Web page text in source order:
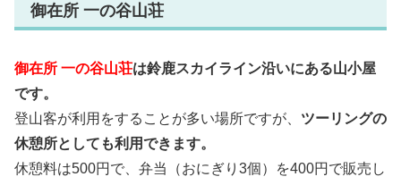
御在所 一の谷山荘
御在所 一の谷山荘は鈴鹿スカイライン沿いにある山小屋
です。
登山客が利用をすることが多い場所ですが、 ツーリングの
休憩所としても利用できます。
休憩料は500円で、弁当（おにぎり3個）を400円で販売し